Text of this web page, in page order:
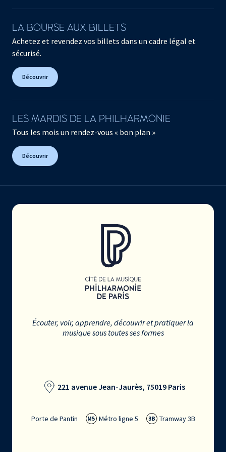
LA BOURSE AUX BILLETS
Achetez et revendez vos billets dans un cadre légal et
sécurisé.
Découvrir
LES MARDIS DE LA PHILHARMONIE
Tous les mois un rendez-vous « bon plan »
Découvrir
Écouter, voir, apprendre, découvrir et pratiquer la
musique sous toutes ses formes
221 avenue Jean-Jaurès, 75019 Paris
Porte de Pantin M5 Métro ligne 5 3B Tramway 3B